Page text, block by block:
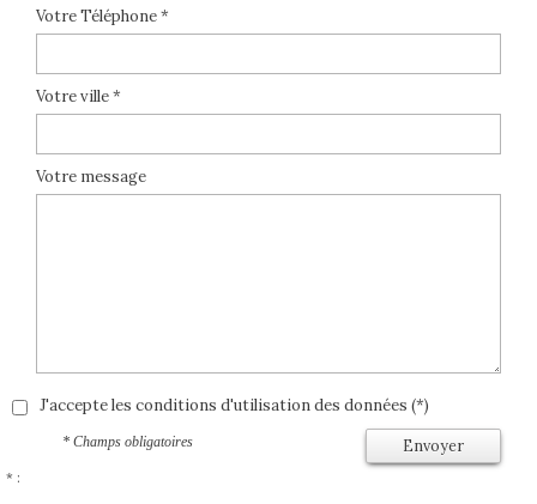
Votre Téléphone *
Votre ville *
Votre message
J'accepte les conditions d'utilisation des données (*)
Envoyer
* Champs obligatoires
* :